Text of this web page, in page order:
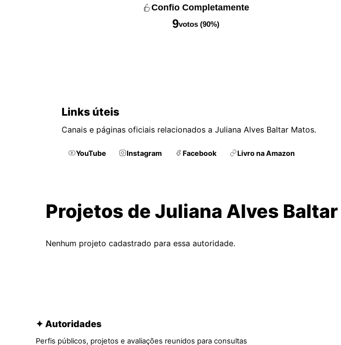
Confio Completamente
9votos (90%)
Links úteis
Canais e páginas oficiais relacionados a Juliana Alves Baltar Matos.
YouTube Instagram Facebook Livro na Amazon
Projetos de Juliana Alves
Nenhum projeto cadastrado para essa autoridade.
✦ Autoridades
Perfis públicos, projetos e avaliações reunidos para consultas